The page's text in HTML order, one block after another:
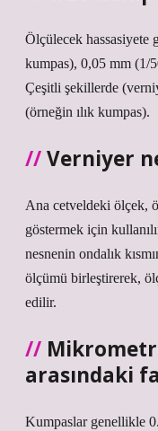
Ölçülecek hassasiyete
kumpas), 0,05 mm (1/
Çeşitli şekillerde
(örneğin ılık kumpas).
Verniyer
Ana cetveldeki ölçek,
göstermek için
nesnenin ondalık
ölçümü birleştirerek,
edilir.
arasındaki
Kumpaslar genellikle